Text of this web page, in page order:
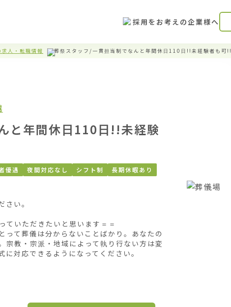
採用をお考えの企業様へ
人・転職情報 葬祭スタッフ/一貫担当制でなんと年間休日110日!!未経験者も可!!
と年間休日110日!!未経験
優遇 夜間対応なし シフト制
長期休暇あり
い。
ていただきたいと思います＝＝
って葬儀は分からないことばかり。あなたの
宗教・宗派・地域によって執り行ない方は変
対応できるようになってください。